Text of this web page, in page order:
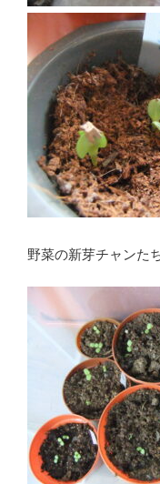
野菜の新芽チャンた